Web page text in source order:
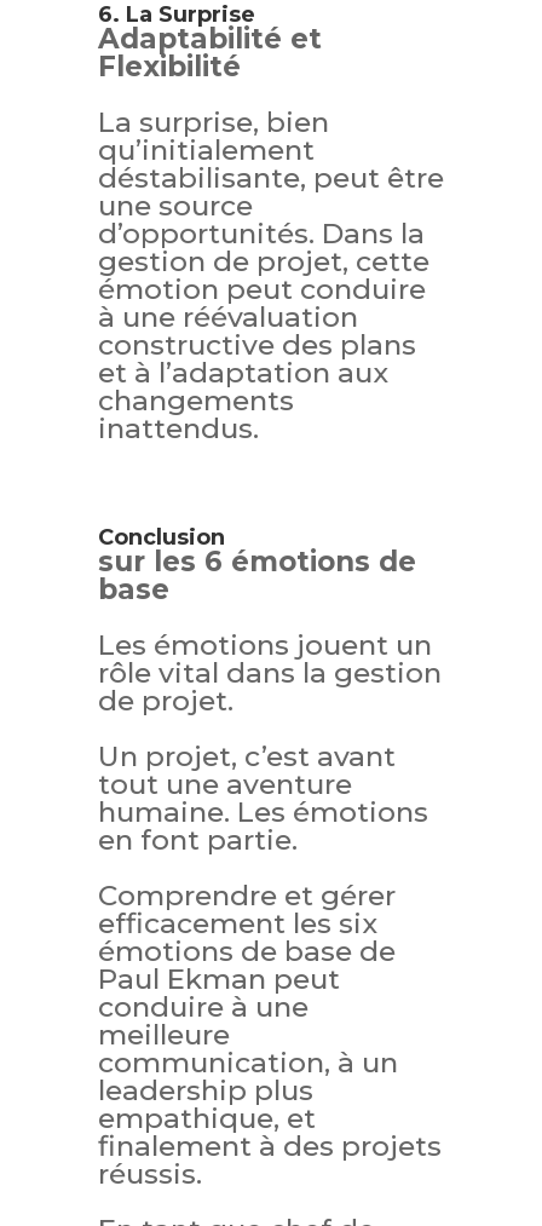
6. La Surprise
Adaptabilité et
Flexibilité
La surprise, bien
qu’initialement
déstabilisante, peut être
une source
d’opportunités. Dans la
gestion de projet, cette
émotion peut conduire
à une réévaluation
constructive des plans
et à l’adaptation aux
changements
inattendus.
Conclusion
sur les 6 émotions de
base
Les émotions jouent un
rôle vital dans la gestion
de projet.
Un projet, c’est avant
tout une aventure
humaine. Les émotions
en font partie.
Comprendre et gérer
efficacement les six
émotions de base de
Paul Ekman peut
conduire à une
meilleure
communication, à un
leadership plus
empathique, et
finalement à des projets
réussis.